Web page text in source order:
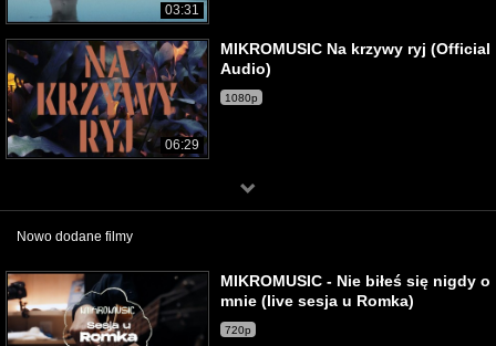
03:31
06:29
MIKROMUSIC Na krzywy ryj (Official
Audio)
1080p
Nowo dodane filmy
MIKROMUSIC - Nie biłeś się nigdy o
mnie (live sesja u Romka)
720p